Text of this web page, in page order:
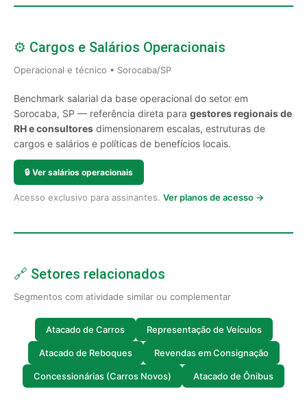
⚙️ Cargos e Salários Operacionais
Operacional e técnico • Sorocaba/SP
Benchmark salarial da base operacional do setor em
Sorocaba, SP — referência direta para gestores regionais de
RH e consultores dimensionarem escalas, estruturas de
cargos e salários e políticas de benefícios locais.
🔒 Ver salários operacionais
Acesso exclusivo para assinantes. Ver planos de acesso →
🔗 Setores relacionados
Segmentos com atividade similar ou complementar
Atacado de Carros Representação de Veículos
Atacado de Reboques Revendas em Consignação
Concessionárias (Carros Novos) Atacado de Ônibus